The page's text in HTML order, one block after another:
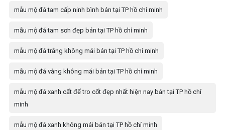
mẫu mộ đá tam cấp ninh bình bán tại TP hồ chí minh
mẫu mộ đá tam sơn đẹp bán tại TP hồ chí minh
mẫu mộ đá trắng không mái bán tại TP hồ chí minh
mẫu mộ đá vàng không mái bán tại TP hồ chí minh
mẫu mộ đá xanh cất để tro cốt đẹp nhất hiện nay bán tại TP hồ chí
minh
mẫu mộ đá xanh không mái bán tại TP hồ chí minh